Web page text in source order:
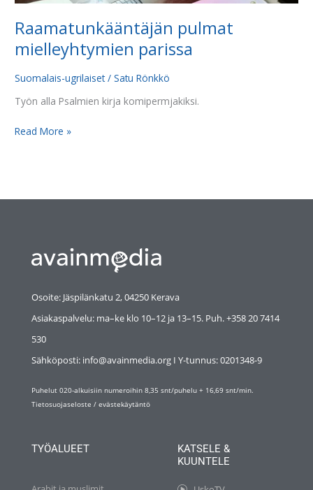
Raamatunkääntäjän pulmat
mielleyhtymien parissa
Suomalais-ugrilaiset/Satu Rönkkö
Työn alla Psalmien kirja komipermjakiksi.
Read More »
Osoite: Jäspilänkatu 2, 04250 Kerava
Asiakaspalvelu: ma–ke klo 10–12 ja 13–15. Puh. +358 20 7414
530
Sähköposti: info@avainmedia.org I Y-tunnus:0201348-9
Puhelut 020-alkuisiin numeroihin 8,35 snt/puhelu + 16,69 snt/min.
Tietosuojaseloste / evästekäytäntö
TYÖALUEET
KATSELE &
KUUNTELE